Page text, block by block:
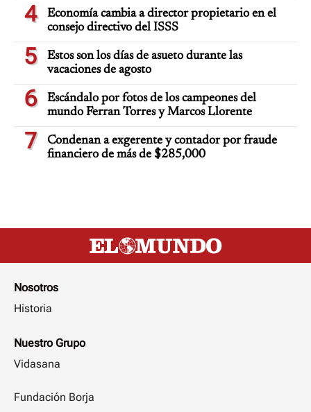
4
Economía cambia a director propietario en el
consejo directivo del ISSS
5
Estos son los días de asueto durante las
vacaciones de agosto
6
Escándalo por fotos de los campeones del
mundo Ferran Torres y Marcos Llorente
7
Condenan a exgerente y contador por fraude
financiero de más de $285,000
Nosotros
Historia
Nuestro Grupo
Vidasana
Fundación Borja